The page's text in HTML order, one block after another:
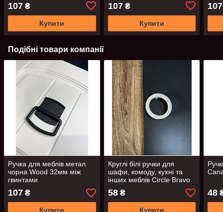
107 ₴
Купити
107₴
Купити
107
Подібні товари компанії
Ручка для меблів метал
чорна Wood 32мм між
гвинтами
107 ₴
Купити
Круглі білі ручки для
шафи, комоду, кухні та
інших меблів Circle Bravo
64 мм між гвинтами
58₴
Купити
48